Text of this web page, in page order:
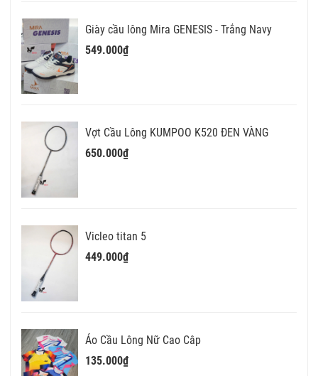
Giày cầu lông Mira GENESIS - Trắng Navy
549.000₫
Vợt Cầu Lông KUMPOO K520 ĐEN VÀNG
650.000₫
Vicleo titan 5
449.000₫
Áo Cầu Lông Nữ Cao Câp
135.000₫